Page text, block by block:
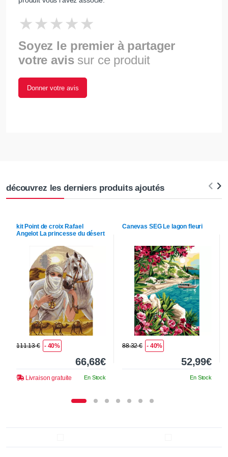
Soyez le premier à partager
votre avis sur ce produit
Donner votre avis
découvrez les derniers produits ajoutés
kit Point de croix Rafael
Angelot La princesse du désert
111.13 € - 40%
66,68€
Livraison gratuite En Stock
Canevas SEGLe lagon fleuri
88.32 € - 40%
52,99€
En Stock